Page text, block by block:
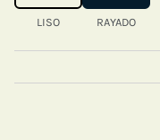
LISO RAYADO